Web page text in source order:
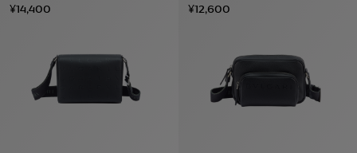
¥14,400
¥12,600